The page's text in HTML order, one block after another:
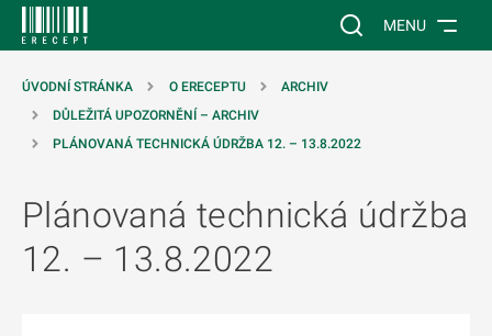
Vyhledávání na
MENU
ÚVODNÍ STRÁNKA O ERECEPTU
ARCHIV
DŮLEŽITÁ UPOZORNĚNÍ – ARCHIV
PLÁNOVANÁ TECHNICKÁ ÚDRŽBA 12. – 13.8.2022
Plánovaná technická údržba
12. – 13.8.2022